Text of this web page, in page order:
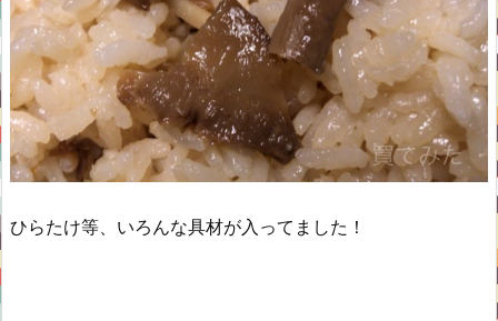
ひらたけ等、いろんな具材が入ってました！